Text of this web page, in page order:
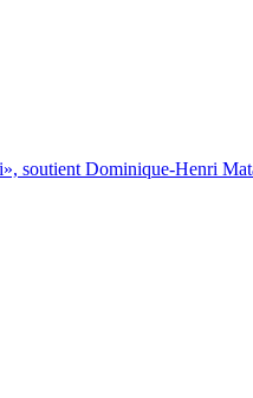
soutient Dominique-Henri